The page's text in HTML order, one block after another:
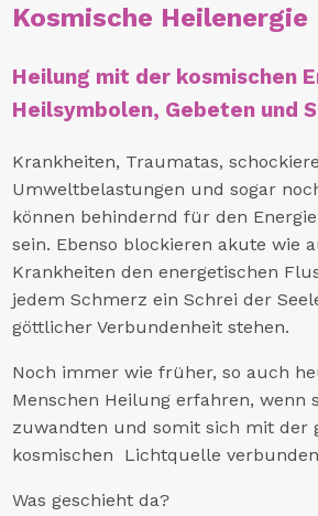
Kosmische Heilenergie
Heilung mit der kosmischen
Heilsymbolen, Gebeten und
Krankheiten, Traumatas,
Umweltbelastungen und sogar
können behindernd für den
sein. Ebenso blockieren akute wie
Krankheiten den energetischen
jedem Schmerz ein Schrei der
göttlicher Verbundenheit stehen.
Noch immer wie früher, so auch
Menschen Heilung erfahren, wenn
zuwandten und somit sich mit der
kosmischen Lichtquelle
Was geschieht da?